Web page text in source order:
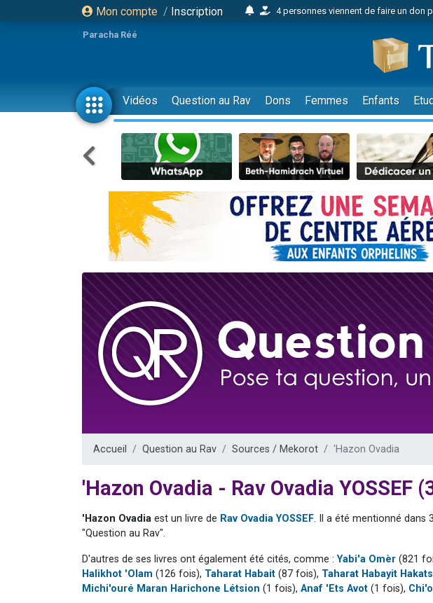
Mon compte / Inscription
4 personnes viennent de faire un don
17 personnes viennent de demander une
4 personnes viennent de nous rejoindre
Il reste 49 places pour étudier en
23 personnes viennent de faire un
Eva vient de donner son Maasser
4 personnes viennent de nous rejoindre
3 personnes viennent de nous rejoindre
3 personnes viennent de faire un don
Odaya vient de donner son Maasser
2 personnes viennent de nous rejoindre
13 personnes viennent de demander une
12 nouvelles musiques dans Torah-
30 personnes viennent de faire un
Il reste 49 places pour étudier en
3 personnes viennent de nous rejoindre
2 personnes viennent de nous rejoindre
2 nouvelles musiques dans Torah-Box
Paracha Réé
Vidéos Question au Rav Dons Femmes Enfants
Accueil Question au Rav Sources / Mekorot 'Hazon Ovadia
'Hazon Ovadia - Rav Ovadia YOSSEF
'Hazon Ovadia est un livre de Rav Ovadia YOSSEF. Il a été mentionné dans
"Question au Rav".
D'autres de ses livres ont également été cités, comme :Yabi'a Omèr (821
Halikhot 'Olam (126 fois), Taharat Habait (87 fois), Taharat Habayit
Michi'ouré Maran Harichone Létsion (1 fois), Anaf 'Ets Avot (1 fois),